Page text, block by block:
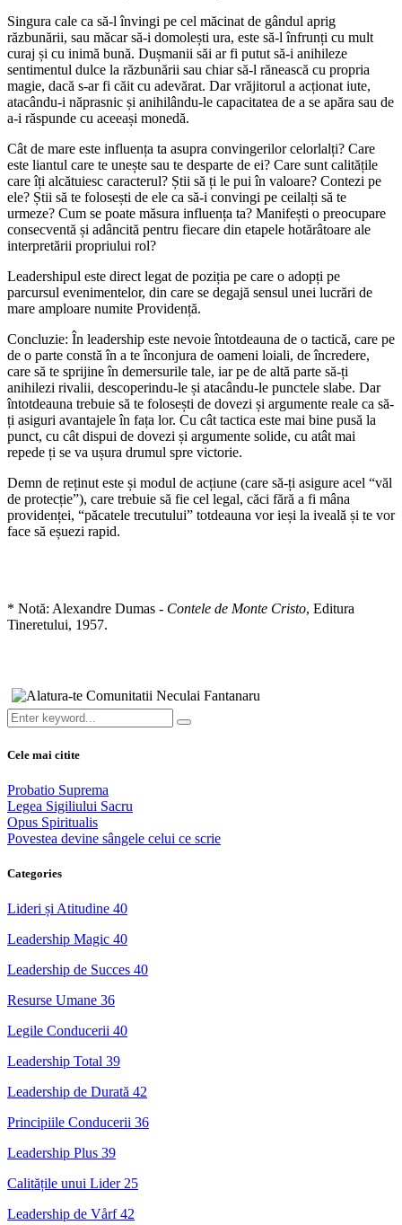
Singura cale ca să-l învingi pe cel măcinat de gândul aprig
răzbunării, sau măcar să-i domolești ura, este să-l înfrunți cu mult
curaj și cu inimă bună. Dușmanii săi ar fi putut să-i anihileze
sentimentul dulce la răzbunării sau chiar să-l rănească cu propria
magie, dacă s-ar fi căit cu adevărat. Dar vrăjitorul a acționat iute,
atacându-i năprasnic și anihilându-le capacitatea de a se apăra sau de
a-i răspunde cu aceeași monedă.
Cât de mare este influența ta asupra convingerilor celorlalți? Care
este liantul care te unește sau te desparte de ei? Care sunt calitățile
care îți alcătuiesc caracterul? Știi să ți le pui în valoare? Contezi pe
ele? Știi să te folosești de ele ca să-i convingi pe ceilalți să te
urmeze? Cum se poate măsura influența ta? Manifești o preocupare
consecventă și adâncită pentru fiecare din etapele hotărâtoare ale
interpretării propriului rol?
Leadershipul este direct legat de poziția pe care o adopți pe
parcursul evenimentelor, din care se degajă sensul unei lucrări de
mare amploare numite Providență.
Concluzie: În leadership este nevoie întotdeauna de o tactică, care pe
de o parte constă în a te înconjura de oameni loiali, de încredere,
care să te sprijine în demersurile tale, iar pe de altă parte să-ți
anihilezi rivalii, descoperindu-le și atacându-le punctele slabe. Dar
întotdeauna trebuie să te folosești de dovezi și argumente reale ca să-
ți asiguri avantajele în fața lor. Cu cât tactica este mai bine pusă la
punct, cu cât dispui de dovezi și argumente solide, cu atât mai
repede ți se va ușura drumul spre victorie.
Demn de reținut este și modul de acțiune (care să-ți asigure acel “văl
de protecție”), care trebuie să fie cel legal, căci fără a fi mâna
providenței, “păcatele trecutului” totdeauna vor ieși la iveală și te vor
face să eșuezi rapid.
* Notă: Alexandre Dumas - Contele de Monte Cristo, Editura
Tineretului, 1957.
Cele mai citite
Probatio Suprema
Legea Sigiliului Sacru
Opus Spiritualis
Povestea devine sângele celui ce scrie
Categories
Lideri și Atitudine 40
Leadership Magic 40
Leadership de Succes 40
Resurse Umane 36
Legile Conducerii 40
Leadership Total 39
Leadership de Durată 42
Principiile Conducerii 36
Leadership Plus 39
Calitățile unui Lider 25
Leadership de Vårf42